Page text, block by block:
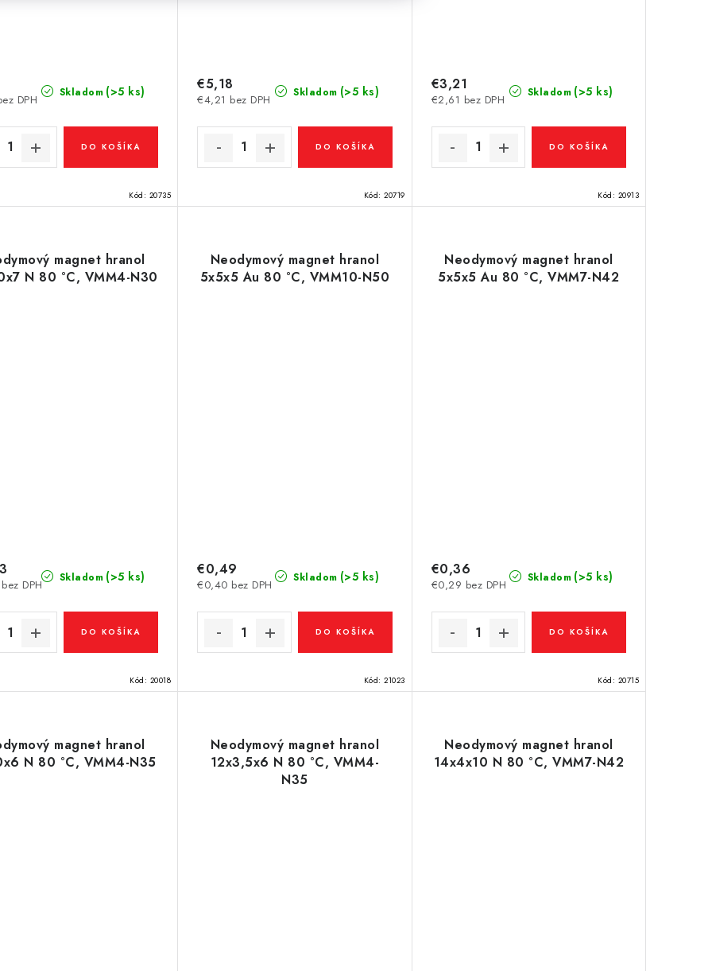
Skladom (>5 ks)
DPH
DO KOŠÍKA
Kód: 20735
Skladom (>5 ks)
€4,21 bez DPH
€5,18
DO KOŠÍKA
Kód: 20719
Skladom (>5 ks)
€2,61 bez DPH
€3,21
DO KOŠÍKA
Kód: 20913
magnet hranol
N 80 °C, VMM4-N30
Skladom (>5 ks)
DPH
DO KOŠÍKA
Kód: 20018
Neodymový magnet hranol
5x5x5 Au 80 °C, VMM10-N50
Skladom (>5 ks)
€0,40 bez DPH
€0,49
DO KOŠÍKA
Kód: 21023
Neodymový magnet hranol
5x5x5 Au 80 °C, VMM7-N42
Skladom (>5 ks)
€0,29 bez DPH
€0,36
DO KOŠÍKA
Kód: 20715
magnet hranol
N 80 °C, VMM4-N35
Neodymový magnet hranol
12x3,5x6 N 80 °C, VMM4-
N35
Neodymový magnet hranol
14x4x10 N 80 °C, VMM7-N42